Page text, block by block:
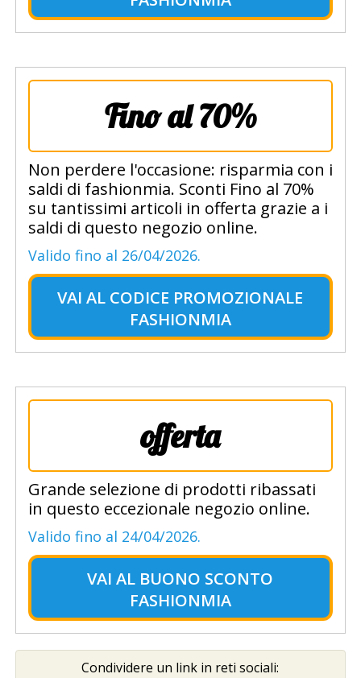
Fino al 70%
Non perdere l'occasione: risparmia con i
saldi di fashionmia. Sconti Fino al 70%
su tantissimi articoli in offerta grazie a i
saldi di questo negozio online.
Valido fino al 26/04/2026.
VAI AL CODICE PROMOZIONALE
FASHIONMIA
offerta
Grande selezione di prodotti ribassati
in questo eccezionale negozio online.
Valido fino al 24/04/2026.
VAI AL BUONO SCONTO
FASHIONMIA
Condividere un link in reti sociali: